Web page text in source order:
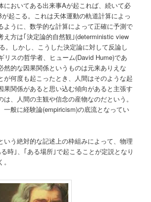
においてある出来事Aが起これば、続いて必
起こる。これは天体運動の軌道計算によっ
ように、数学的な計算によって正確に予測で
え方は｢決定論的自然観｣(deterministic view
。しかし、こうした決定論に対して反論し
リスの哲学者、ヒューム(David Hume)であ
然的な因果関係というものは元来ありえな
が何度も起こったとき、人間はそのような起
果関係があると思い込む傾向があると主張す
は、人間の主観や信念の産物なのだという。
一般に経験論(empiricism)の底流となってい
いう絶対的な記述上の枠組みによって、物理
時｣、｢ある場所｣で起こることが定説となり